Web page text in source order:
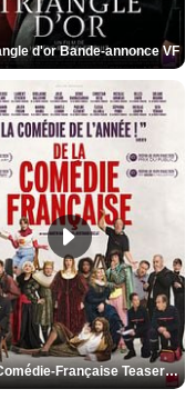
d'or Bande-annonce VF
De la Comédie-Française Teaser VF